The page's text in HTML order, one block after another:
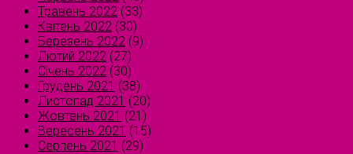
Травень 2022 (33)
Квітень 2022 (30)
Березень 2022 (9)
Лютий 2022 (27)
Січень 2022 (30)
Грудень 2021 (38)
Листопад 2021 (20)
Жовтень 2021 (21)
Вересень 2021 (15)
Серпень 2021 (29)